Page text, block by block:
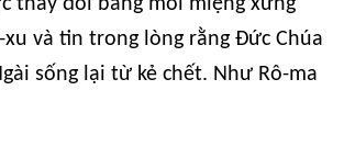
xu và tin trong lòng rằng Đức Chúa
sống lại từ kẻ chết. Như Rô-ma